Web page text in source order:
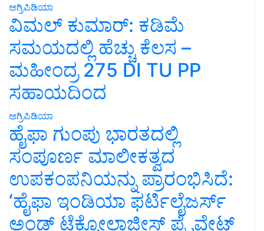
ಅಗ್ರಿಪಿಡಿಯಾ
ವಿಮಲ್ ಕುಮಾರ್: ಕಡಿಮೆ
ಸಮಯದಲ್ಲಿ ಹೆಚ್ಚು ಕೆಲಸ –
ಮಹೀಂದ್ರ 275 DI TU PP
ಸಹಾಯದಿಂದ
ಅಗ್ರಿಪಿಡಿಯಾ
ಹೈಫಾ ಗುಂಪು ಭಾರತದಲ್ಲಿ
ಸಂಪೂರ್ಣ ಮಾಲೀಕತ್ವದ
ಉಪಕಂಪನಿಯನ್ನು ಪ್ರಾರಂಭಿಸಿದೆ:
‘ಹೈಫಾ ಇಂಡಿಯಾ ಫರ್ಟಿಲೈಜರ್ಸ್
ಅಂಡ್ ಟೆಕ್ನೋಲಾಜೀಸ್ ಪ್ರೈವೇಟ್